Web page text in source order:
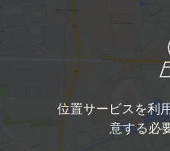
位置サービスを利
意する必